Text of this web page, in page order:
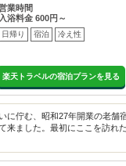
業時間
入浴料金 600円～
日帰り 宿泊 冷え性
楽天トラベルの宿泊プランを見る
に佇む、昭和27年開業の老舗
来ました。最初にここを訪れ